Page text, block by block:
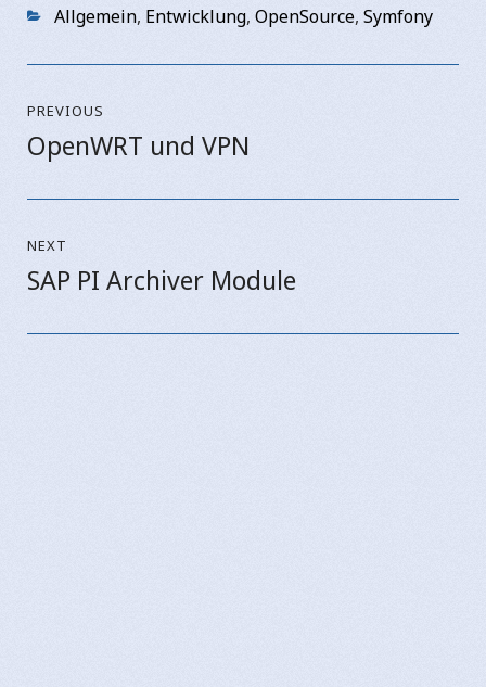
Categories
Allgemein, Entwicklung, OpenSource, Symfony
PREVIOUS
Previous
OpenWRT und VPN
NEXT
Next
SAP PI Archiver Module